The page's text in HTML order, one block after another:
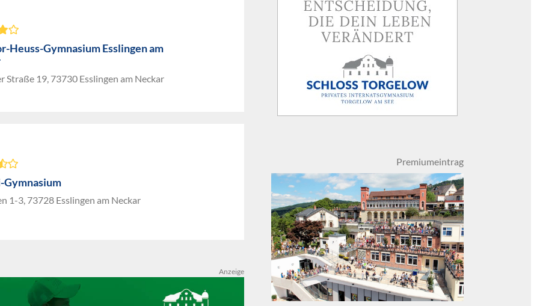
Heuss-Gymnasium Esslingen am
Straße 19, 73730 Esslingen am Neckar
Gymnasium
1-3, 73728 Esslingen am Neckar
Anzeige
Premiumeintrag